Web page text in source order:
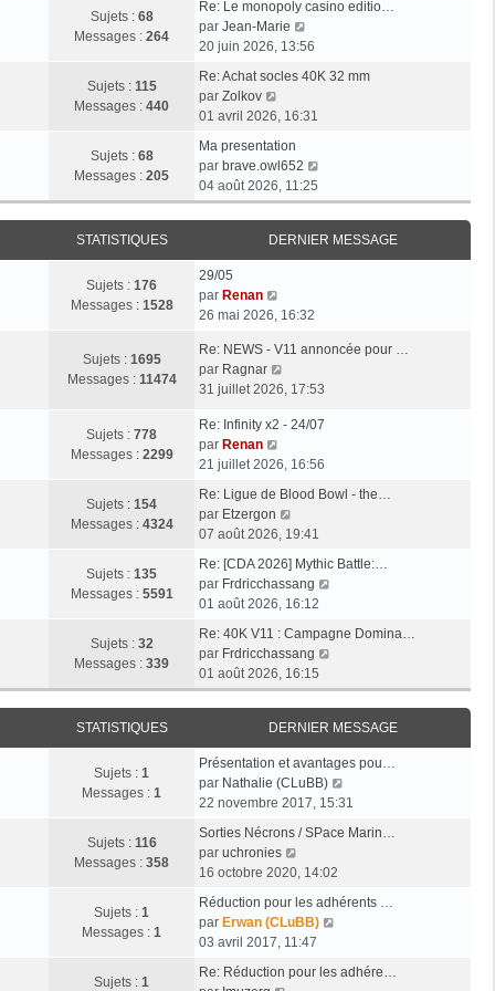
Sujets : 68
Messages : 264
Re: Le monopoly casino editio…
par Jean-Marie
o
r
e
e
r
n
i
e
r
s
s
g
20 juin 2026, 13:56
Sujets : 115
Messages : 440
Re: Achat socles 40K 32 mm
par Zolkov
o
r
l
e
e
e
m
e
s
a
e
01 avril 2026, 16:31
Sujets : 68
Messages : 205
Ma presentation
par brave.owl652
i
r
l
e
n
e
m
s
a
04 août 2026, 11:25
STATISTIQUES DERNIER MESSAGE
Sujets : 176
Messages : 1528
29/05
par Renan
o
r
l
e
n
i
e
e
s
s
a
g
e
26 mai 2026, 16:32
Sujets : 1695
Messages : 11474
Re: NEWS - V11 annoncée pour …
par Ragnar
r
e
d
e
r
i
e
r
m
e
s
s
a
g
e
31 juillet 2026, 17:53
Sujets : 778
Messages : 2299
Re: Infinity x2 - 24/07
par Renan
o
r
l
e
d
e
i
e
r
e
s
a
g
21 juillet 2026, 16:56
Sujets : 154
Messages : 4324
Re: Ligue de Blood Bowl - the…
par Etzergon
o
r
l
e
d
e
r
n
i
e
r
m
e
s
s
a
g
07 août 2026, 19:41
Sujets : 135
Messages : 5591
Re: [CDA 2026] Mythic Battle:…
par Frdricchassang
r
e
n
i
e
m
s
s
a
01 août 2026, 16:12
Sujets : 32
Messages : 339
Re: 40K V11 : Campagne Domina…
par Frdricchassang
i
r
l
e
d
e
r
n
e
m
e
s
01 août 2026, 16:15
STATISTIQUES DERNIER MESSAGE
Sujets : 1
Messages : 1
Présentation et avantages pou…
par Nathalie (CLuBB)
o
d
i
22 novembre 2017, 15:31
Sujets : 116
Messages : 358
Sorties Nécrons / SPace Marin…
par uchronies
o
r
l
e
d
16 octobre 2020, 14:02
Sujets : 1
Messages : 1
Réduction pour les adhérents …
par Erwan (CLuBB)
r
03 avril 2017, 11:47
Sujets : 1
Re: Réduction pour les adhére…